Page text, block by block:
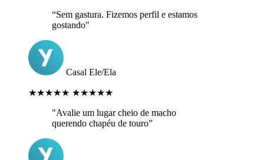
“Sem gastura. Fizemos perfil e estamos
gostando"
Casal Ele/Ela
★★★★★ ★★★★★
"Avalie um lugar cheio de macho
querendo chapéu de touro”